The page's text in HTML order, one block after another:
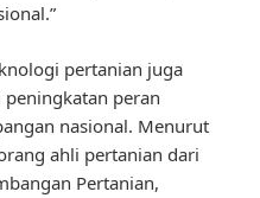
pertanian juga
peran
nasional. Menurut
ahli pertanian dari
Pertanian,